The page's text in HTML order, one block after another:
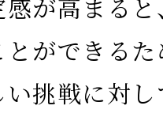
が高まる
ができる
挑戦に対